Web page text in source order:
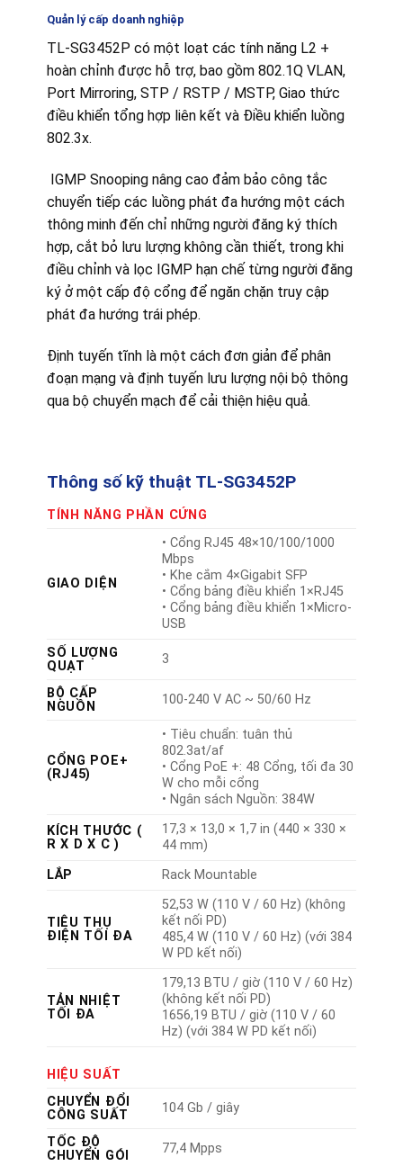
Quản lý cấp doanh nghiệp
TL-SG3452P có một loạt các tính năng L2 +
hoàn chỉnh được hỗ trợ, bao gồm 802.1Q VLAN,
Port Mirroring, STP / RSTP / MSTP, Giao thức
điều khiển tổng hợp liên kết và Điều khiển luồng
802.3x.
IGMP Snooping nâng cao đảm bảo công tắc
chuyển tiếp các luồng phát đa hướng một cách
thông minh đến chỉ những người đăng ký thích
hợp, cắt bỏ lưu lượng không cần thiết, trong khi
điều chỉnh và lọc IGMP hạn chế từng người đăng
ký ở một cấp độ cổng để ngăn chặn truy cập
phát đa hướng trái phép.
Định tuyến tĩnh là một cách đơn giản để phân
đoạn mạng và định tuyến lưu lượng nội bộ thông
qua bộ chuyển mạch để cải thiện hiệu quả.
Thông số kỹ thuật TL-SG3452P
TÍNH NĂNG PHẦN CỨNG
GIAO DIỆN
• Cổng RJ45 48×10/100/1000
Mbps
• Khe cắm 4×Gigabit SFP
• Cổng bảng điều khiển 1×RJ45
• Cổng bảng điều khiển 1×Micro-
USB
SỐ LƯỢNG
QUẠT
3
BỘ CẤP
NGUỒN
100-240 V AC ~ 50/60 Hz
CỔNG POE+
(RJ45)
• Tiêu chuẩn: tuân thủ
802.3at/af
• Cổng PoE +: 48 Cổng, tối đa 30
W cho mỗi cổng
• Ngân sách Nguồn: 384W
KÍCH THƯỚC (
R X D X C )
17,3 × 13,0 × 1,7 in (440 × 330 ×
44 mm)
LẮP
Rack Mountable
TIÊU THỤ
ĐIỆN TỐI ĐA
52,53 W (110 V / 60 Hz) (không
kết nối PD)
485,4 W (110 V / 60 Hz) (với 384
W PD kết nối)
TẢN NHIỆT
TỐI ĐA
179,13 BTU / giờ (110 V / 60 Hz)
(không kết nối PD)
1656,19 BTU / giờ (110 V / 60
Hz) (với 384 W PD kết nối)
HIỆU SUẤT
CHUYỂN ĐỔI
CÔNG SUẤT
104 Gb / giây
TỐC ĐỘ
CHUYỂN GÓI
77,4 Mpps